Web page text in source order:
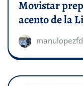
Movistar
acento de la